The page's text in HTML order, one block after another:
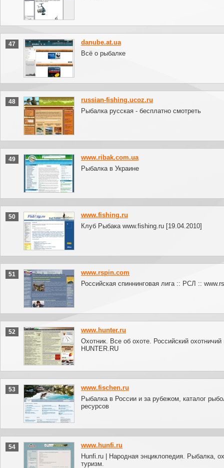
47
danube.at.ua
Всё о рыбалке
48
russian-fishing.ucoz.ru
Рыбалка русская - бесплатно смотреть
49
www.ribak.com.ua
Рыбалка в Украине
50
www.fishing.ru
Клуб Рыбака www.fishing.ru [19.04.2010]
51
www.rspin.com
Российская спиннинговая лига :: РСЛ ::
52
www.hunter.ru
Охотник. Все об охоте. Российский охотничий
HUNTER.RU
53
www.fischen.ru
Рыбалка в России и за рубежом, каталог
ресурсов
54
www.hunfi.ru
Hunfi.ru | Народная энциклопедия. Рыбалка,
туризм.